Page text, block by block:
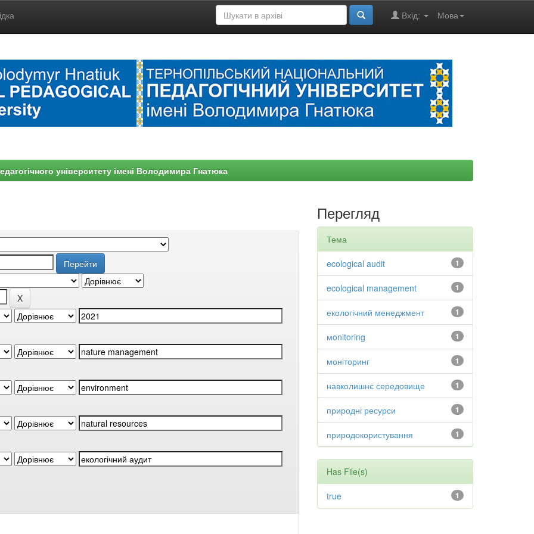
Мова
Вхід:
університету імені Володимира Гнатюка
Перегляд
Тема
1
ecological audit
1
ecological management
1
екологічний менеджмент
1
мonitoring
1
моніторинг
1
навколишнє середовище
1
природні ресурси
1
природокористування
Has File(s)
1
true